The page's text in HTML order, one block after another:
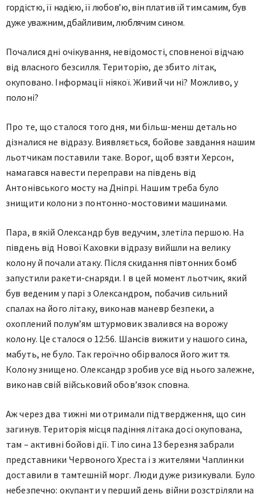
гордістю, її надією, її любов’ю, він платив їй тим самим, був
дуже уважним, дбайливим, люблячим сином.
Почалися дні очікування, невідомості, сповненої відчаю
від власного безсилля. Територію, де збито літак,
окуповано. Інформації ніякої. Живий чи ні? Можливо, у
полоні?
Про те, що сталося того дня, ми більш-менш детально
дізналися не відразу. Виявляється, бойове завдання нашим
льотчикам поставили таке. Ворог, щоб взяти Херсон,
намагався навести переправи на південь від
Антонівського мосту на Дніпрі. Нашим треба було
знищити колони з понтонно-мостовими машинами.
Пара, в якій Олександр був ведучим, злетіла першою. На
південь від Нової Каховки відразу вийшли на велику
колону й почали атаку. Після скидання півтонних бомб
запустили ракети-снаряди. І в цей момент льотчик, який
був веденим у парі з Олександром, побачив сильний
спалах на його літаку, виконав маневр безпеки, а
охоплений полум’ям штурмовик звалився на ворожу
колону. Це сталося о 12:56. Шансів вижити у нашого сина,
мабуть, не було. Так героїчно обірвалося його життя.
Колону знищено. Олександр зробив усе від нього залежне,
виконав свій військовий обов’язок сповна.
Аж через два тижні ми отримали підтвердження, що син
загинув. Територія місця падіння літака досі окупована,
там – активні бойові дії. Тіло сина 13 березня забрали
представники Червоного Хреста і з жителями Чаплинки
доставили в тамтешній морг. Люди дуже ризикували. Було
небезпечно: окупанти у перший день війни розстріляли на